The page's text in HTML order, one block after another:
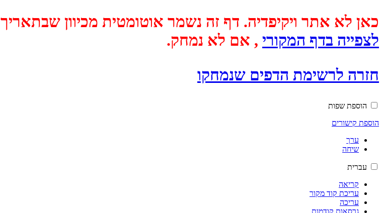
כאן לא אתר ויקיפדיה. דף זה נשמר אוטומטית מכיוון שבתאריך 2025-11-24 התקיים דיון האם למחוק אותו.
לצפייה בדף המקורי , אם לא נמחק.
חזרה לרשימת הדפים שנמחקו
הוספת שפות
הוספת קישורים
ערך
שיחה
עברית
קריאה
עריכת קוד מקור
עריכה